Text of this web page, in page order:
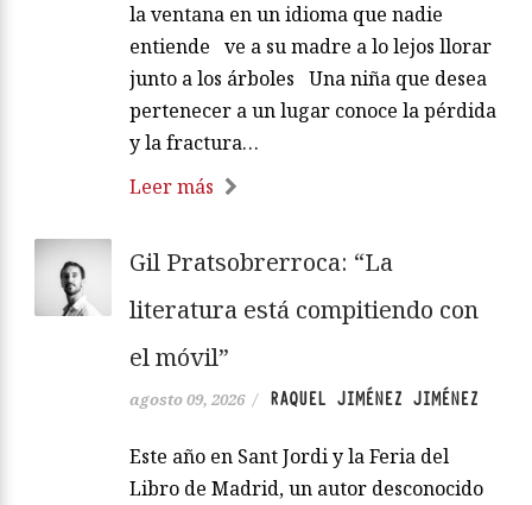
la ventana en un idioma que nadie
entiende ve a su madre a lo lejos llorar
junto a los árboles Una niña que desea
pertenecer a un lugar conoce la pérdida
y la fractura…
Leer más
Gil Pratsobrerroca: “La
literatura está compitiendo con
el móvil”
agosto 09, 2026 / RAQUEL JIMÉNEZ JIMÉNEZ
Este año en Sant Jordi y la Feria del
Libro de Madrid, un autor desconocido